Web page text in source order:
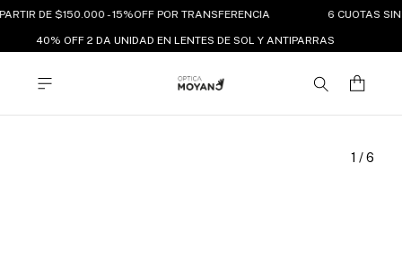
DE $150.000 - 15%OFF POR TRANSFERENCIA 6 CUOTAS SIN
40% OFF 2 DA UNIDAD EN LENTES DE SOL Y ANTIPARRAS
1 /6